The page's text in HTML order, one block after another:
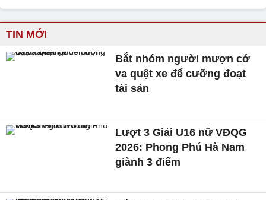
TIN MỚI
Bắt nhóm người mượn cớ
va quệt xe để cưỡng đoạt
tài sản
Lượt 3 Giải U16 nữ VĐQG
2026: Phong Phú Hà Nam
giành 3 điểm